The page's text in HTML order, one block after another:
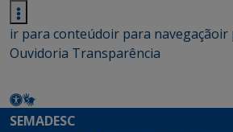
ir para conteúdoir para navegaçãoir
Ouvidoria Transparência
SEMADESC